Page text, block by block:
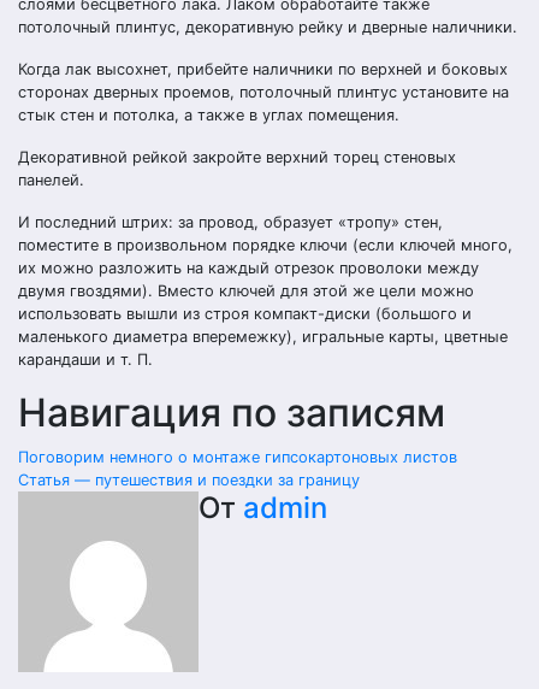
слоями бесцветного лака. Лаком обработайте также
потолочный плинтус, декоративную рейку и дверные наличники.
Когда лак высохнет, прибейте наличники по верхней и боковых
сторонах дверных проемов, потолочный плинтус установите на
стык стен и потолка, а также в углах помещения.
Декоративной рейкой закройте верхний торец стеновых
панелей.
И последний штрих: за провод, образует «тропу» стен,
поместите в произвольном порядке ключи (если ключей много,
их можно разложить на каждый отрезок проволоки между
двумя гвоздями). Вместо ключей для этой же цели можно
использовать вышли из строя компакт-диски (большого и
маленького диаметра вперемежку), игральные карты, цветные
карандаши и т. П.
Навигация по записям
Поговорим немного о монтаже гипсокартоновых листов
Статья — путешествия и поездки за границу
От admin